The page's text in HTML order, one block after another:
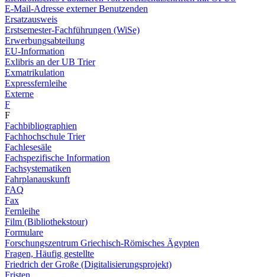
E-Mail-Adresse externer Benutzenden
Ersatzausweis
Erstsemester-Fachführungen (WiSe)
Erwerbungsabteilung
EU-Information
Exlibris an der UB Trier
Exmatrikulation
Expressfernleihe
Externe
F
F
Fachbibliographien
Fachhochschule Trier
Fachlesesäle
Fachspezifische Information
Fachsystematiken
Fahrplanauskunft
FAQ
Fax
Fernleihe
Film (Bibliothekstour)
Formulare
Forschungszentrum Griechisch-Römisches Ägypten
Fragen, Häufig gestellte
Friedrich der Große (Digitalisierungsprojekt)
Fristen